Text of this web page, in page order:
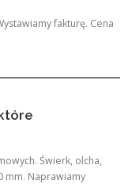
fakturę. Cena
Świerk, olcha,
mm. Naprawiamy